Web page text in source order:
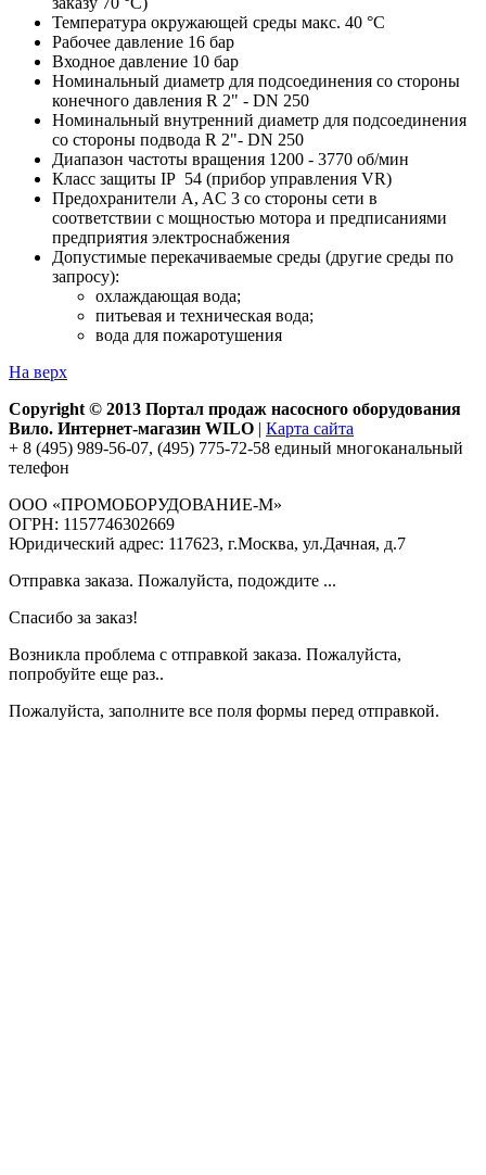
Температура окружающей среды макс. 40 °C
Рабочее давление 16 бар
Входное давление 10 бар
Номинальный диаметр для подсоединения со стороны
конечного давления R 2" - DN 250
Номинальный внутренний диаметр для подсоединения
со стороны подвода R 2"- DN 250
Диапазон частоты вращения 1200 - 3770 об/мин
Класс защиты IP 54 (прибор управления VR)
Предохранители A, AC 3 со стороны сети в
соответствии с мощностью мотора и предписаниями
предприятия электроснабжения
Допустимые перекачиваемые среды (другие среды по
запросу):
охлаждающая вода;
питьевая и техническая вода;
вода для пожаротушения
На верх
Copyright © 2013 Портал продаж насосного оборудования
Вило. Интернет-магазин WILO | Карта сайта
+ 8 (495) 989-56-07, (495) 775-72-58 единый многоканальный
телефон
ООО «ПРОМОБОРУДОВАНИЕ-М»
ОГРН: 1157746302669
Юридический адрес: 117623, г.Москва, ул.Дачная, д.7
Отправка заказа. Пожалуйста, подождите ...
Спасибо за заказ!
Возникла проблема с отправкой заказа. Пожалуйста,
попробуйте еще раз..
Пожалуйста, заполните все поля формы перед отправкой.